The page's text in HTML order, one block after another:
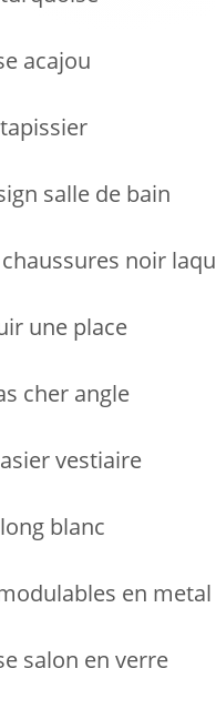
acajou
salle de bain
noir
une place
cher angle
vestiaire
blanc
en metal
salon en verre